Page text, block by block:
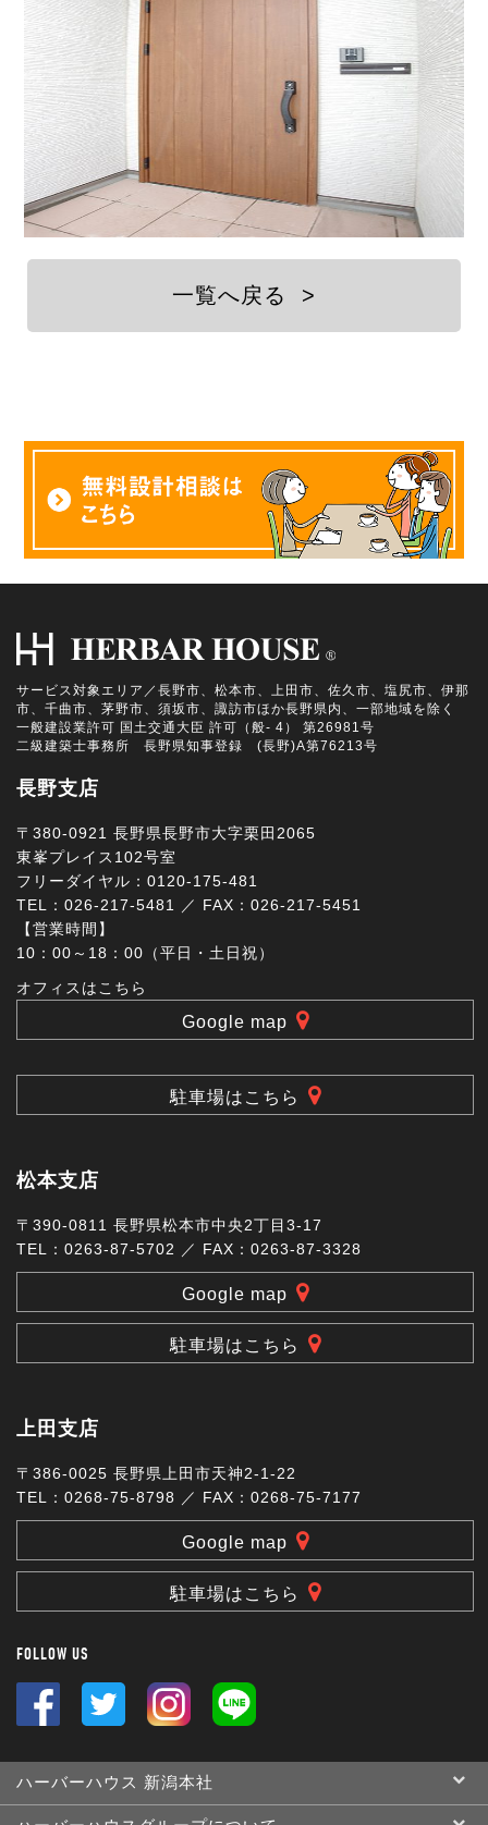
一覧へ戻る >
サービス対象エリア／長野市、松本市、上田市、佐久市、塩尻市、伊那
市、千曲市、茅野市、須坂市、諏訪市ほか長野県内、一部地域を除く
一般建設業許可 国土交通大臣 許可（般- 4） 第26981号
二級建築士事務所 長野県知事登録 (長野)A第76213号
長野支店
〒380-0921 長野県長野市大字栗田2065
東峯プレイス102号室
フリーダイヤル：0120-175-481
TEL：026-217-5481 ／ FAX：026-217-5451
【営業時間】
10：00～18：00（平日・土日祝）
オフィスはこちら
Google map
駐車場はこちら
松本支店
〒390-0811 長野県松本市中央2丁目3-17
TEL：0263-87-5702 ／ FAX：0263-87-3328
Google map
駐車場はこちら
上田支店
〒386-0025 長野県上田市天神2-1-22
TEL：0268-75-8798 ／ FAX：0268-75-7177
Google map
駐車場はこちら
FOLLOW US
ハーバーハウス 新潟本社